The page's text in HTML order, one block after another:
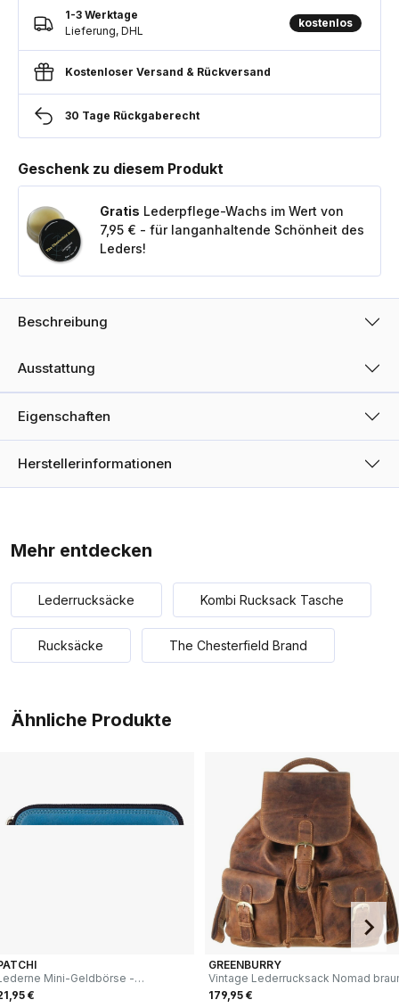
1-3 Werktage
Lieferung, DHL
kostenlos
Kostenloser Versand & Rückversand
30 Tage Rückgaberecht
Geschenk zu diesem Produkt
Gratis Lederpflege-Wachs im Wert von
7,95 € - für langanhaltende Schönheit des
Leders!
Beschreibung
Ausstattung
Eigenschaften
Herstellerinformationen
Mehr entdecken
Lederrucksäcke Kombi Rucksack Tasche
Rucksäcke The Chesterfield Brand
Ähnliche Produkte
Mini-Geldbörse -
multicolor blau
€
GREENBURRY
Vintage Lederruck­sack Nomad
179,95 €